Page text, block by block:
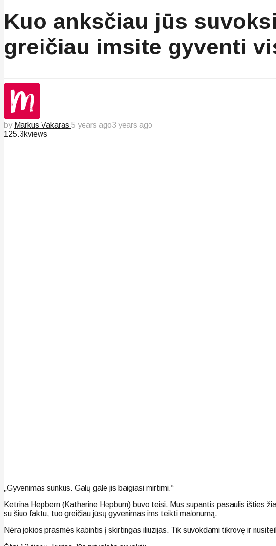
Kuo anksčiau jūs
greičiau imsite gyventi
by Markus Vakaras 5 years ago3 years ago
125.3kviews
„Gyvenimas sunkus. Galų gale jis baigiasi mirtimi.“
Ketrina Hepbern (Katharine Hepburn) buvo teisi. Mus supantis pasaulis išties
su šiuo faktu, tuo greičiau jūsų gyvenimas ims teikti malonumą.
Nėra jokios prasmės kabintis į skirtingas iliuzijas. Tik suvokdami tikrovę ir